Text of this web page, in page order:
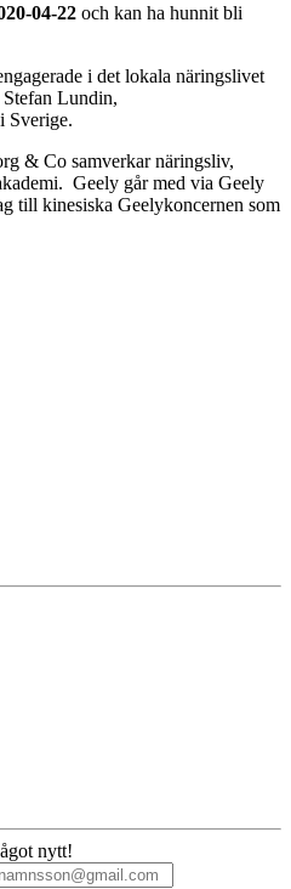
04-22 och kan ha hunnit bli
i det lokala näringslivet
Lundin,
Sverige.
& Co samverkar näringsliv,
Geely går med via Geely
till kinesiska Geelykoncernen som
nytt!